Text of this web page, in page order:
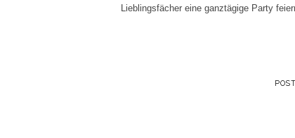
Lieblingsfächer eine ganztägige Party